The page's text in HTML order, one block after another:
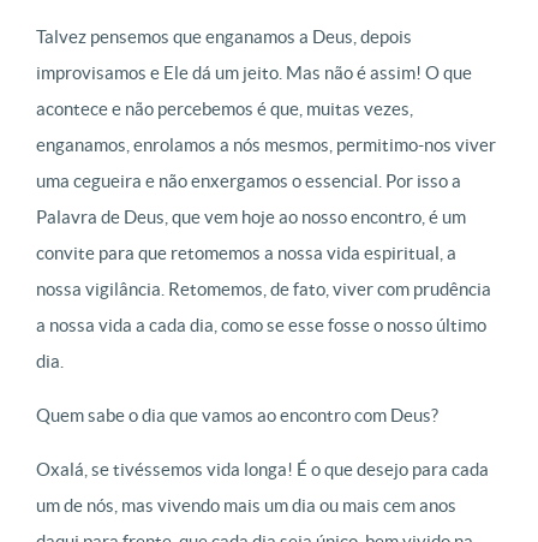
Talvez pensemos que enganamos a Deus, depois
improvisamos e Ele dá um jeito. Mas não é assim! O que
acontece e não percebemos é que, muitas vezes,
enganamos, enrolamos a nós mesmos, permitimo-nos viver
uma cegueira e não enxergamos o essencial. Por isso a
Palavra de Deus, que vem hoje ao nosso encontro, é um
convite para que retomemos a nossa vida espiritual, a
nossa vigilância. Retomemos, de fato, viver com prudência
a nossa vida a cada dia, como se esse fosse o nosso último
dia.
Quem sabe o dia que vamos ao encontro com Deus?
Oxalá, se tivéssemos vida longa! É o que desejo para cada
um de nós, mas vivendo mais um dia ou mais cem anos